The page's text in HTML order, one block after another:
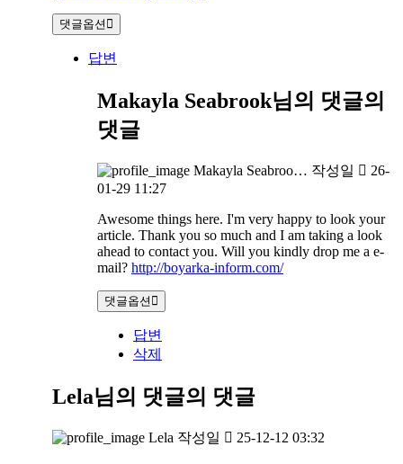
댓글옵션
답변
Makayla Seabrook님의 댓글의
댓글
Makayla Seabroo… 작성일
26-
01-29 11:27
Awesome things here. I'm very happy to look your
article. Thank you so much and I am taking a look
ahead to contact you. Will you kindly drop me a e-
mail? http://boyarka-inform.com/
댓글옵션
답변
삭제
Lela님의 댓글의 댓글
Lela 작성일 25-12-12 03:32